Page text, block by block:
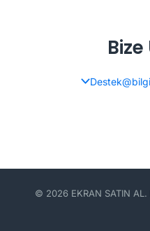
Bize
© 2026 EKRAN SATIN AL.